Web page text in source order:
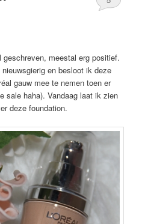
meestal erg positief.
en besloot ik deze
gauw mee te nemen toen er
sale haha). Vandaag laat ik zien
deze foundation.